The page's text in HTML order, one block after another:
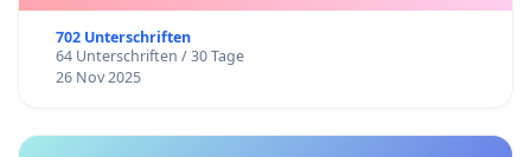
702 Unterschriften
64 Unterschriften / 30 Tage
26 Nov 2025